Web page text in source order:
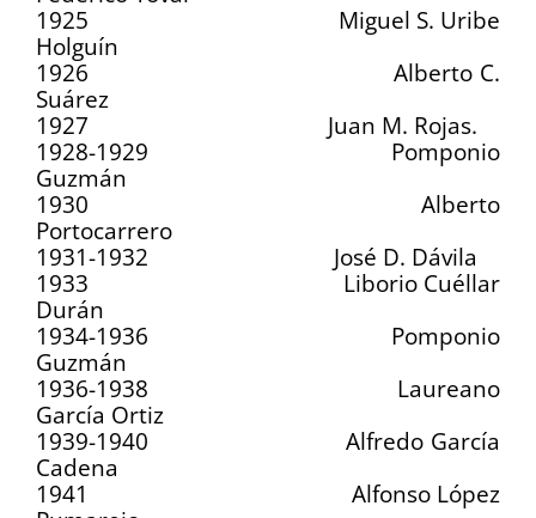
1925 Miguel S. Uribe
Holguín
1926 Alberto C.
Suárez
1927 Juan M. Rojas.
1928-1929 Pomponio
Guzmán
1930 Alberto
Portocarrero
1931-1932 José D. Dávila
1933 Liborio Cuéllar
Durán
1934-1936 Pomponio
Guzmán
1936-1938 Laureano
García Ortiz
1939-1940 Alfredo García
Cadena
1941 Alfonso López